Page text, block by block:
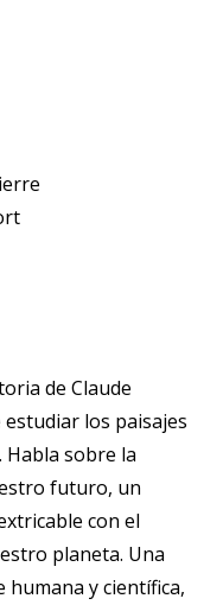
de Claude
los paisajes
Habla sobre la
futuro, un
con el
planeta. Una
y científica,